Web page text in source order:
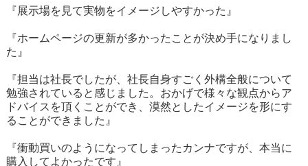
『展示場を見て実物をイメージしやすかった』
『ホームページの更新が多かったことが決め手になりまし
た』
『担当は社長でしたが、社長自身すごく外構全般について
勉強されていると感じました。おかげで様々な観点からア
ドバイスを頂くことができ、漠然としたイメージを形にす
ることができました』
『衝動買いのようになってしまったカンナですが、本当に
購入してよかったです』